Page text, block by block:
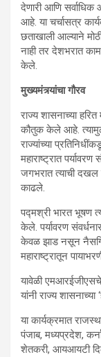
देणारी आणि सर्वाधिक
आहे. या चर्चासत्र
छताखाली आल्याने
नाही तर देशभरात
केले.
मुख्यमंत्र्यांचा गौरव
राज्य शासनाच्या
कौतुक केले आहे.
राज्यांच्या
महाराष्ट्रात
जगभरात त्याची दखल
काढले.
पद्मश्री भारत भूषण
केले. पर्यावरण
केवळ झाड नसून
महाराष्ट्रातून
यावेळी
यांनी राज्य शासनाच्या
या कार्यक्रमात
पंजाब, मध्यप्रदेश,
शेतकरी, आयआयटी